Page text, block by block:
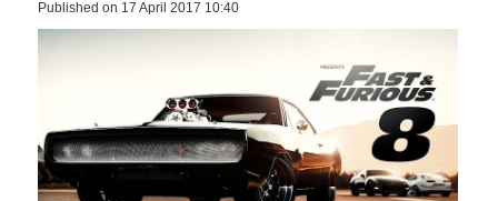
Published on 17 April 2017 10:40